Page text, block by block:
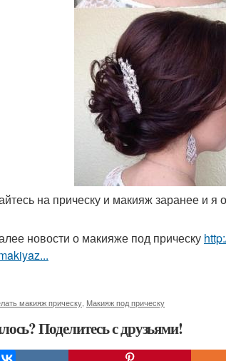
на прическу и макияж заранее и
новости о макияже под прическу
макияж прическу Макияж под прическу
Поделитесь с друзьями!